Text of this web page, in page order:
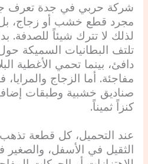
شركة حربي في جدة تعرف
مجرد قطع خشب أو زجاج،
لذلك لا تترك شيئاً للصدفة.
تلتف البطانيات السميكة حول
دافئ، بينما تحمي الأغطية
مفاجئة. أما الزجاج
صناديق خشبية وطبقات
كنزاً ثميناً.
عند التحميل، كل قطعة تذهب
الثقيل في الأسفل، والصغير